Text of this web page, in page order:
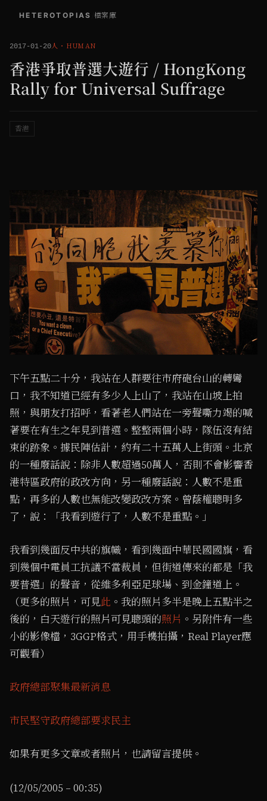
HETEROTOPIAS 檔案庫
2017-01-20人 ・ HUMAN
香港爭取普選大遊行 / HongKong
Rally for Universal Suffrage
香港
下午五點二十分，我站在人群要往市府砲台山的轉彎
口，我不知道已經有多少人上山了，我站在山坡上拍
照，與朋友打招呼，看著老人們站在一旁聲嘶力竭的喊
著要在有生之年見到普選。整整兩個小時，隊伍沒有結
束的跡象。據民陣估計，約有二十五萬人上街頭。北京
的一種廢話說：除非人數超過50萬人，否則不會影響香
港特區政府的政改方向，另一種廢話說：人數不是重
點，再多的人數也無能改變政改方案。曾蔭權聰明多
了，說：「我看到遊行了，人數不是重點。」
我看到幾面反中共的旗幟，看到幾面中華民國國旗，看
到幾個中電員工抗議不當裁員，但街道傳來的都是「我
要普選」的聲音，從維多利亞足球場、到金鐘道上。
（更多的照片，可見此 。我的照片多半是晚上五點半之
後的，白天遊行的照片可見聰頭的照片 。另附件有一些
小的影像檔，3GGP格式，用手機拍攝，Real Player應
可觀看）
政府總部聚集最新消息
市民堅守政府總部要求民主
如果有更多文章或者照片，也請留言提供。
(12/05/2005 – 00:35)